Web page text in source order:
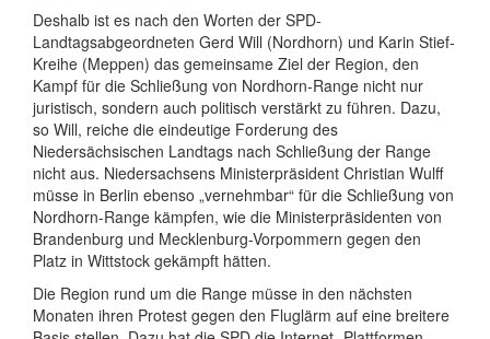
Deshalb ist es nach den Worten der SPD-
Landtagsabgeordneten Gerd Will (Nordhorn) und Karin Stief-
Kreihe (Meppen) das gemeinsame Ziel der Region, den
Kampf für die Schließung von Nordhorn-Range nicht nur
juristisch, sondern auch politisch verstärkt zu führen. Dazu,
so Will, reiche die eindeutige Forderung des
Niedersächsischen Landtags nach Schließung der Range
nicht aus. Niedersachsens Ministerpräsident Christian Wulff
müsse in Berlin ebenso „vernehmbar“ für die Schließung von
Nordhorn-Range kämpfen, wie die Ministerpräsidenten von
Brandenburg und Mecklenburg-Vorpommern gegen den
Platz in Wittstock gekämpft hätten.
Die Region rund um die Range müsse in den nächsten
Monaten ihren Protest gegen den Fluglärm auf eine breitere